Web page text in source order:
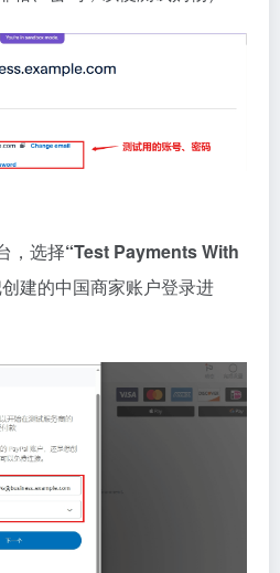
，选择“Test Payments With
创建的中国商家账户登录进